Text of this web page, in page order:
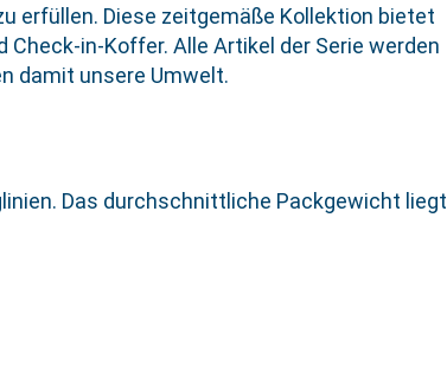
erfüllen. Diese zeitgemäße Kollektion bietet
in-Koffer. Alle Artikel der Serie werden
damit unsere Umwelt.
Das durchschnittliche Packgewicht liegt